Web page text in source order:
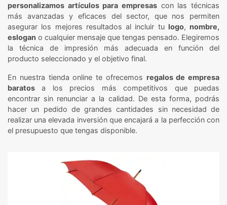
personalizamos artículos para empresas con las técnicas
más avanzadas y eficaces del sector, que nos permiten
asegurar los mejores resultados al incluir tu logo, nombre,
eslogan o cualquier mensaje que tengas pensado. Elegiremos
la técnica de impresión más adecuada en función del
producto seleccionado y el objetivo final.
En nuestra tienda online te ofrecemos regalos de empresa
baratos a los precios más competitivos que puedas
encontrar sin renunciar a la calidad. De esta forma, podrás
hacer un pedido de grandes cantidades sin necesidad de
realizar una elevada inversión que encajará a la perfección con
el presupuesto que tengas disponible.